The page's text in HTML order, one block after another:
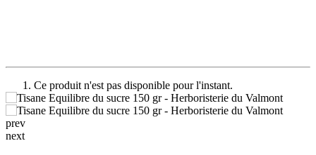
Ce produit n'est pas disponible pour l'instant.
prev
next